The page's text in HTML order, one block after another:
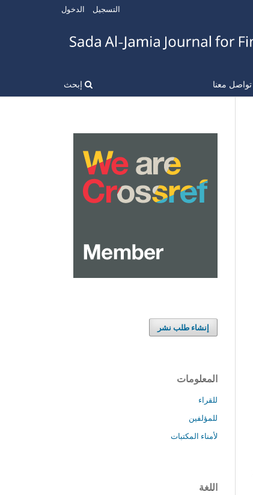
تواصل معنا إبحث
التسجيل الدخول
إنشاء طلب نشر
المعلومات
للقراء
للمؤلفين
لأمناء المكتبات
اللغة